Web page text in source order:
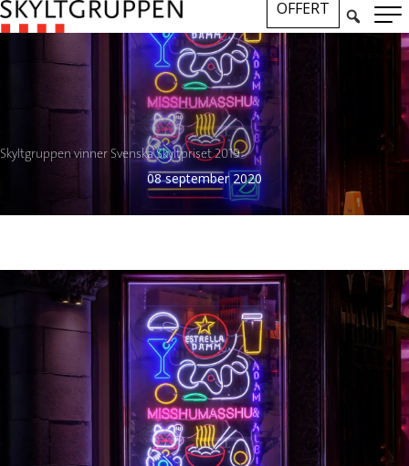
OFFERT
Skyltgruppen vinner Svenska Skyltpriset 2019
08 september 2020